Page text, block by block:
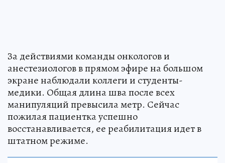
За действиями команды онкологов и
анестезиологов в прямом эфире на большом
экране наблюдали коллеги и студенты-
медики. Общая длина шва после всех
манипуляций превысила метр. Сейчас
пожилая пациентка успешно
восстанавливается, ее реабилитация идет в
штатном режиме.